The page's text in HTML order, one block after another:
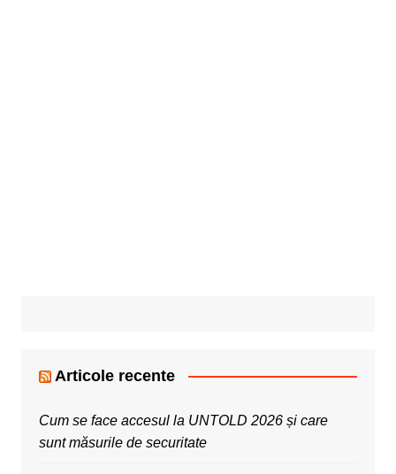
Articole recente
Cum se face accesul la UNTOLD 2026 și care
sunt măsurile de securitate